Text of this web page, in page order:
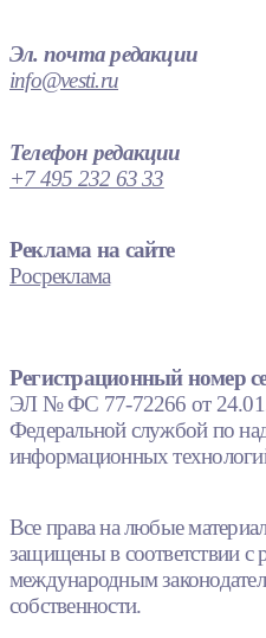
Эл. почта редакции
info@vesti.ru
Телефон редакции
+7 495 232 63 33
Реклама на сайте
Росреклама
Регистрационный номер
ЭЛ № ФС 77-72266 от
Федеральной службой по
информационных
Все права на любые
защищены в соответствии с
международным
собственности.